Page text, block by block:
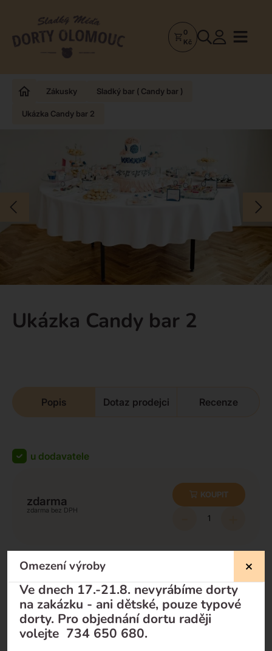
Dorty
Zakázkové
0
Kč
Zákusky Sladký bar ( Candy bar )
Ukázka Candy bar 2
Ukázka Candy bar 2
Popis Dotaz prodejci Recenze
u dodavatele
zdarma
zdarma
KOUPIT
Nevíte si rady?
Pomůžeme Vám
Volejte
Omezení výroby
Ve dnech 17.-21.8. nevyrábíme dorty
na zakázku - ani dětské, pouze typové
dorty. Pro objednání dortu raději
volejte 734 650 680.